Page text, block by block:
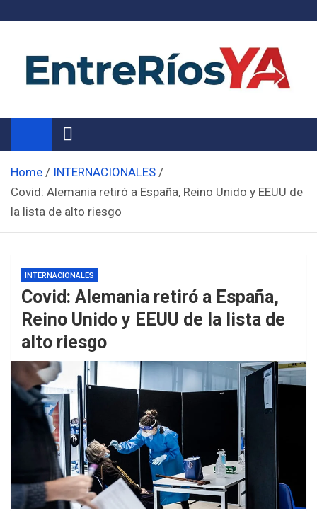
Noticias de Entre Ríos
Información de toda la provincia ahora
Home
INTERNACIONALES
Covid: Alemania retiró a España, Reino Unido y EEUU de
la lista de alto riesgo
INTERNACIONALES
Covid: Alemania retiró a España,
Reino Unido y EEUU de la lista de
alto riesgo